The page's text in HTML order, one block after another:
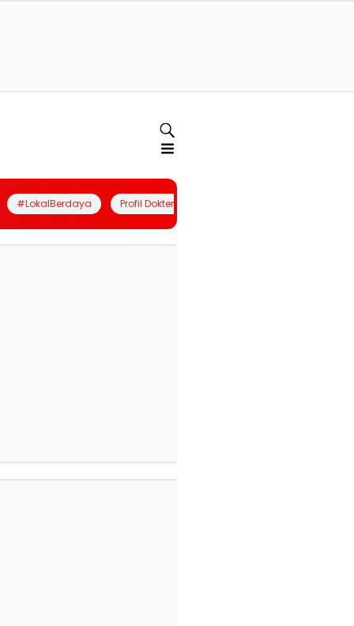
#LokalBerdaya Profil Dokter